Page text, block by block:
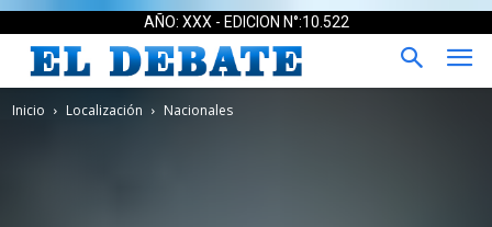
AÑO: XXX - EDICION N°:10.522
Inicio Localización Nacionales